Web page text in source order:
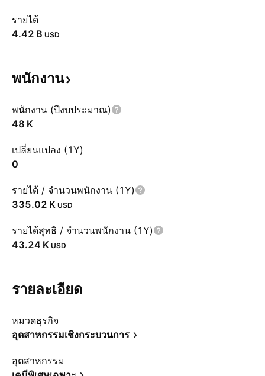
รายได้
‪4.42 B‬ USD
พนักงาน
พนักงาน (ปีงบประมาณ)
‪48 K‬
เปลี่ยนแปลง (1Y)
0
รายได้ / จำนวนพนักงาน (1Y)
‪335.02 K‬ USD
รายได้สุทธิ / จำนวนพนักงาน (1Y)
‪43.24 K‬ USD
รายละเอียด
หมวดธุรกิจ
อุตสาหกรรมเชิงกระบวนการ
อุตสาหกรรม